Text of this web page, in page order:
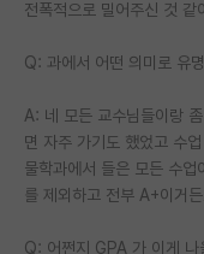
전폭적으로 밀어주신 것 같
Q: 과에서 어떤 의미로 유
A: 네 모든 교수님들이랑
면 자주 가기도 했었고 수
물학과에서 들은 모든 수
를 제외하고 전부 A+이거
Q: 어쩐지 GPA 가 이게 나